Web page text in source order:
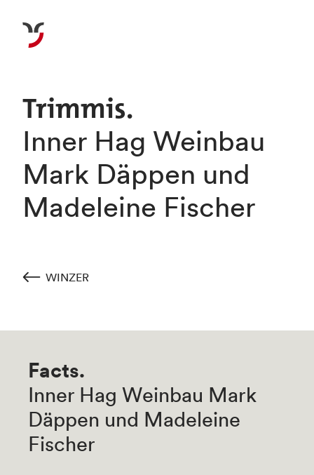
Trimmis.
Inner Hag Weinbau
Mark Däppen und
Madeleine Fischer
WINZER
Facts.
Inner Hag Weinbau Mark
Däppen und Madeleine
Fischer